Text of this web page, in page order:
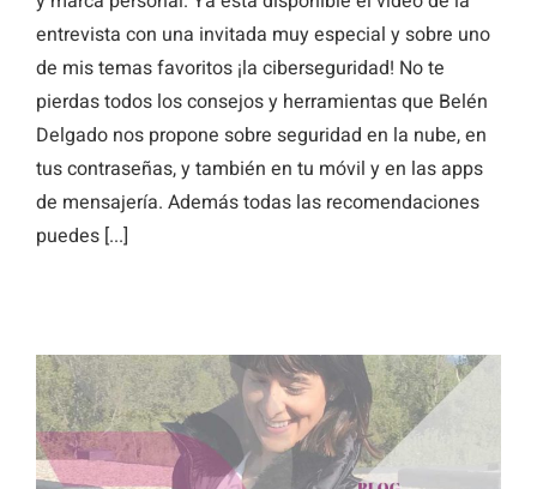
entrevista con una invitada muy especial y sobre uno
de mis temas favoritos ¡la ciberseguridad! No te
pierdas todos los consejos y herramientas que Belén
Delgado nos propone sobre seguridad en la nube, en
tus contraseñas, y también en tu móvil y en las apps
de mensajería. Además todas las recomendaciones
puedes [...]